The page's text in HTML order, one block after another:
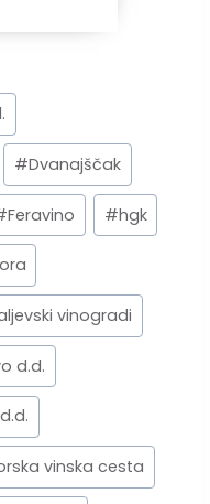
#Dvanajščak
Feravino #hgk
vinogradi
d.d.
vinska cesta